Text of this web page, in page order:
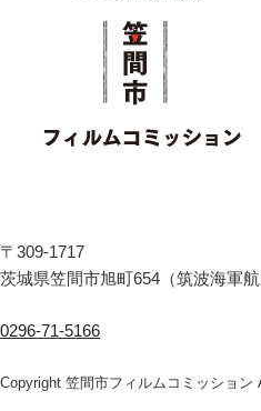
〒 309-1717
茨城県笠間市旭町654（筑波海軍航
0296-71-5166
Copyright 笠間市フィルムコミッション